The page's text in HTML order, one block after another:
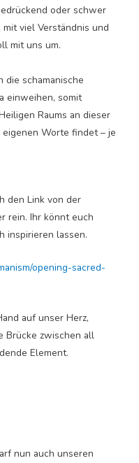
oder schwer
viel Verständnis und
mit uns um.
die schamanische
einweihen, somit
Raums an dieser
Worte findet – je
den Link von der
rein. Ihr könnt euch
inspirieren lassen.
opening-sacred-
auf unser Herz,
Brücke zwischen all
Element.
nun auch unseren